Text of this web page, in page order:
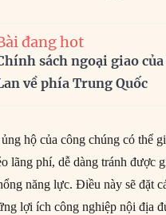
đang hot
sách ngoại giao
về phía Trung Quốc
hộ của công chúng có thể
lãng phí, dễ dàng tránh được
năng lực. Điều này sẽ đặt
lợi ích công nghiệp nội địa